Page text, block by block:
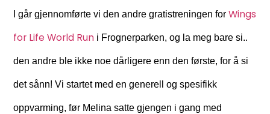
I går gjennomførte vi den andre gratistreningen forWings
for Life World Run i Frognerparken, og la meg bare si..
den andre ble ikke noe dårligere enn den første, for å si
det sånn! Vi startet med en generell og spesifikk
oppvarming, før Melina satte gjengen i gang med